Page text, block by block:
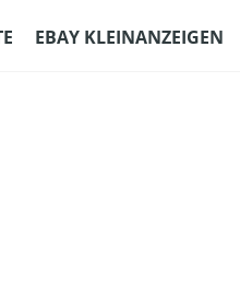
EBAY KLEINANZEIGEN